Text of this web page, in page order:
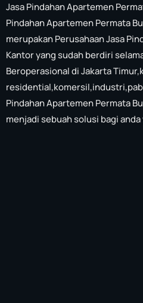
Jasa Pindahan Apartemen
Pindahan Apartemen Permata
merupakan Perusahaan Jasa
Kantor yang sudah berdiri
Beroperasional di Jakarta
Pindahan Apartemen Permata
menjadi sebuah solusi bagi